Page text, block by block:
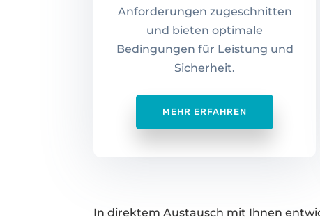
Anforderungen zugeschnitten
und bieten optimale
Bedingungen für Leistung und
Sicherheit.
MEHR ERFAHREN
In direktem Austausch mit Ihnen